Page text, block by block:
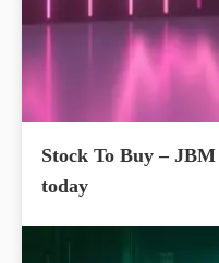
Stock To Buy –
today